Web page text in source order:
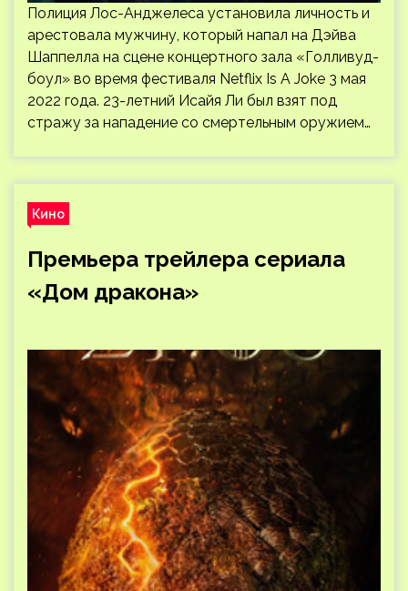
Полиция Лос-Анджелеса установила личность и
арестовала мужчину, который напал на Дэйва
Шаппелла на сцене концертного зала «Голливуд-
боул» во время фестиваля Netflix Is A Joke 3 мая
2022 года. 23-летний Исайя Ли был взят под
стражу за нападение со смертельным оружием…
Кино
Премьера трейлера сериала
«Дом дракона»